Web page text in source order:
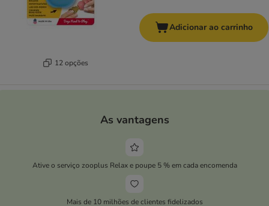
12 opções
Adicionar ao carrinho
As vantagens
Ative o serviço zooplus Relax e poupe 5 % em cada encomenda
Mais de 10 milhões de clientes fidelizados